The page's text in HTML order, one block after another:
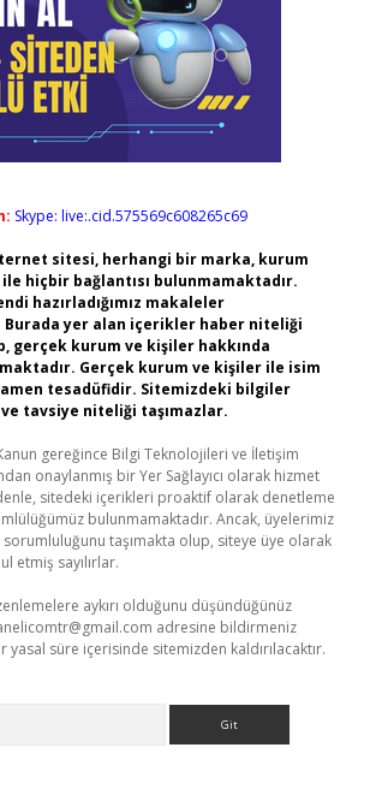
Skype: live:.cid.575569c608265c69
sitesi, herhangi bir marka, kurum
hiçbir bağlantısı bulunmamaktadır.
hazırladığımız makaleler
Burada yer alan içerikler haber niteliği
gerçek kurum ve kişiler hakkında
Gerçek kurum ve kişiler ile isim
tesadüfidir. Sitemizdeki bilgiler
tavsiye niteliği taşımazlar.
Kanun gereğince Bilgi Teknolojileri ve İletişim
onaylanmış bir Yer Sağlayıcı olarak hizmet
sitedeki içerikleri proaktif olarak denetleme
bulunmamaktadır. Ancak, üyelerimiz
sorumluluğunu taşımakta olup, siteye üye olarak
etmiş sayılırlar.
aykırı olduğunu düşündüğünüz
adresine bildirmeniz
yasal süre içerisinde sitemizden kaldırılacaktır.